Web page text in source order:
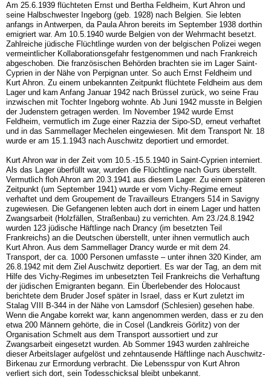
Am 25.6.1939 flüchteten Ernst und Bertha Feldheim, Kurt Ahron und
seine Halbschwester Ingeborg (geb. 1928) nach Belgien. Sie lebten
anfangs in Antwerpen, da Paula Ahron bereits im September 1938 dorthin
emigriert war. Am 10.5.1940 wurde Belgien von der Wehrmacht besetzt.
Zahlreiche jüdische Flüchtlinge wurden von der belgischen Polizei wegen
vermeintlicher Kollaborationsgefahr festge­nommen und nach Frankreich
abgeschoben. Die französischen Behörden brachten sie im Lager Saint-
Cyprien in der Nähe von Perpignan unter. So auch Ernst Feldheim und
Kurt Ahron. Zu einem unbekannten Zeitpunkt flüchtete Feldheim aus dem
Lager und kam Anfang Januar 1942 nach Brüssel zurück, wo seine Frau
inzwischen mit Tochter Ingeborg wohnte. Ab Juni 1942 musste in Belgien
der Judenstern getragen werden. Im November 1942 wurde Ernst
Feldheim, vermutlich im Zuge einer Razzia der Sipo-SD, erneut verhaftet
und in das Sammellager Mechelen eingewiesen. Mit dem Transport Nr. 18
wurde er am 15.1.1943 nach Auschwitz deportiert und ermordet.
Kurt Ahron war in der Zeit vom 10.5.-15.5.1940 in Saint-Cyprien interniert.
Als das Lager überfüllt war, wurden die Flüchtlinge nach Gurs überstellt.
Vermutlich floh Ahron am 20.3.1941 aus diesem Lager. Zu einem späteren
Zeitpunkt (um September 1941) wurde er vom Vichy-Regime erneut
verhaftet und dem Groupement de Travailleurs Etrangers 514 in Savigny
zugewiesen. Die Gefangenen lebten auch dort in einem Lager und hat­ten
Zwangsarbeit (Holzfällen, Straßenbau) zu verrichten. Am 23./24.8.1942
wurden 123 jüdische Häftlinge nach Drancy (im besetzten Teil
Frankreichs) an die Deutschen über­stellt, unter ihnen vermutlich auch
Kurt Ahron. Aus dem Sammellager Drancy wurde er mit dem 24.
Transport, der ca. 1000 Personen umfasste – unter ihnen 320 Kinder, am
26.8.1942 mit dem Ziel Auschwitz deportiert. Es war der Tag, an dem mit
Hilfe des Vichy-Regimes im unbesetzten Teil Frankreichs die Verhaftung
der jüdischen Emigran­ten begann. Ein Überlebender des Holocaust
berichtete dem Bruder Josef später in Isra­el, dass er Kurt zuletzt im
Stalag VIII B-344 in der Nähe von Lamsdorf (Schlesien) gesehen habe.
Wenn die Angabe korrekt war, kann angenommen werden, dass er zu den
etwa 200 Männern gehörte, die in Cosel (Landkreis Görlitz) von der
Organisation Schmelt aus dem Transport aussortiert und zur
Zwangsarbeit eingesetzt wurden. Ab Sommer 1943 wurden zahlreiche
dieser Arbeitslager aufgelöst und zehntausende Häftlinge nach Aus­chwitz-
Birkenau zur Ermordung verbracht. Die Lebensspur von Kurt Ahron
verliert sich dort, sein Todesschicksal bleibt unbekannt.